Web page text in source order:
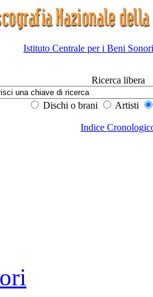
Istituto Centrale per i Beni
Ricerca libera
Dischi o brani Artisti
Indice